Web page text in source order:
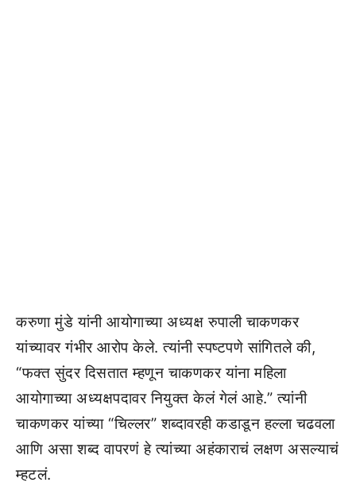
करुणा मुंडे यांनी आयोगाच्या अध्यक्ष रुपाली चाकणकर
यांच्यावर गंभीर आरोप केले. त्यांनी स्पष्टपणे सांगितले की,
“फक्त सुंदर दिसतात म्हणून चाकणकर यांना महिला
आयोगाच्या अध्यक्षपदावर नियुक्त केलं गेलं आहे.” त्यांनी
चाकणकर यांच्या “चिल्लर” शब्दावरही कडाडून हल्ला चढवला
आणि असा शब्द वापरणं हे त्यांच्या अहंकाराचं लक्षण असल्याचं
म्हटलं.